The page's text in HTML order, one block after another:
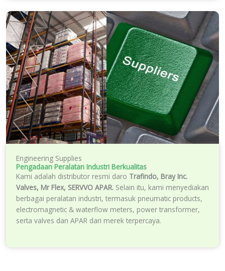
Engineering Supplies
Pengadaan Peralatan Industri Berkualitas
Kami adalah distributor resmi daro Trafindo, Bray Inc.
Valves, Mr Flex, SERVVO APAR. Selain itu, kami menyediakan
berbagai peralatan industri, termasuk pneumatic products,
electromagnetic & waterflow meters, power transformer,
serta valves dan APAR dari merek terpercaya.